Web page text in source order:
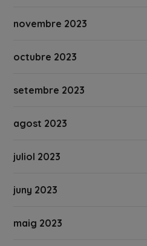
novembre 2023
octubre 2023
setembre 2023
agost 2023
juliol 2023
juny 2023
maig 2023